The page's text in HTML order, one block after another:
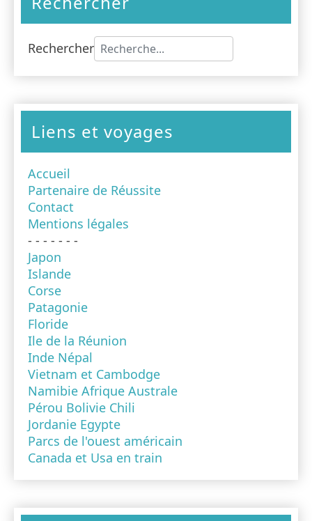
Rechercher
Liens et voyages
Accueil
Partenaire de Réussite
Contact
Mentions légales
- - - - - - -
Japon
Islande
Corse
Patagonie
Floride
Ile de la Réunion
Inde Népal
Vietnam et Cambodge
Namibie Afrique Australe
Pérou Bolivie Chili
Jordanie Egypte
Parcs de l'ouest américain
Canada et Usa en train